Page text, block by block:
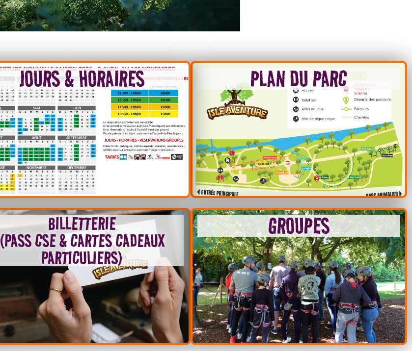
JOURS & HORAIRES PLAN DU PARC
BILLETTERIE
(PASS CSE & CARTES CADEAUX
PARTICULIERS)
GROUPES